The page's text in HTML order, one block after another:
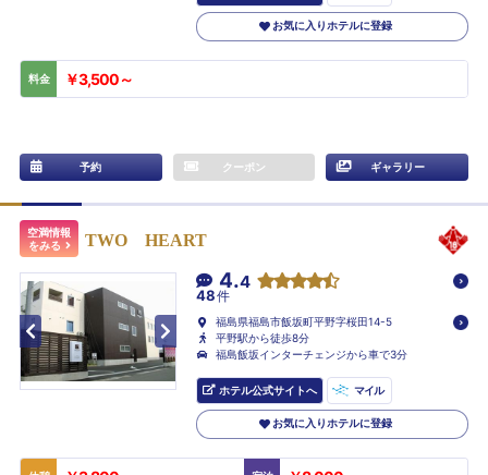
お気に入りホテルに登録
料金 ￥3,500～
予約 クーポン ギャラリー
空満情報
をみる
TWO HEART
4.4
48件
福島県福島市飯坂町平野字桜田14-5
平野駅から徒歩8分
福島飯坂インターチェンジから車で3分
ホテル公式サイトへ マイル
お気に入りホテルに登録